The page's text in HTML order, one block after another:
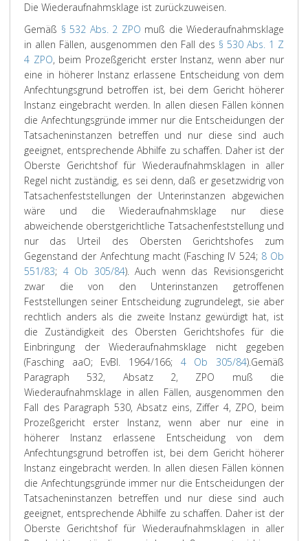
Die Wiederaufnahmsklage ist zurückzuweisen.
Gemäß § 532 Abs. 2 ZPO muß die Wiederaufnahmsklage
in allen Fällen, ausgenommen den Fall des § 530 Abs. 1 Z
4 ZPO, beim Prozeßgericht erster Instanz, wenn aber nur
eine in höherer Instanz erlassene Entscheidung von dem
Anfechtungsgrund betroffen ist, bei dem Gericht höherer
Instanz eingebracht werden. In allen diesen Fällen können
die Anfechtungsgründe immer nur die Entscheidungen der
Tatsacheninstanzen betreffen und nur diese sind auch
geeignet, entsprechende Abhilfe zu schaffen. Daher ist der
Oberste Gerichtshof für Wiederaufnahmsklagen in aller
Regel nicht zuständig, es sei denn, daß er gesetzwidrig von
Tatsachenfeststellungen der Unterinstanzen abgewichen
wäre und die Wiederaufnahmsklage nur diese
abweichende oberstgerichtliche Tatsachenfeststellung und
nur das Urteil des Obersten Gerichtshofes zum
Gegenstand der Anfechtung macht (Fasching IV 524; 8 Ob
551/83; 4 Ob 305/84). Auch wenn das Revisionsgericht
zwar die von den Unterinstanzen getroffenen
Feststellungen seiner Entscheidung zugrundelegt, sie aber
rechtlich anders als die zweite Instanz gewürdigt hat, ist
die Zuständigkeit des Obersten Gerichtshofes für die
Einbringung der Wiederaufnahmsklage nicht gegeben
(Fasching aaO; EvBl. 1964/166; 4 Ob 305/84).Gemäß
Paragraph 532, Absatz 2, ZPO muß die
Wiederaufnahmsklage in allen Fällen, ausgenommen den
Fall des Paragraph 530, Absatz eins, Ziffer 4, ZPO, beim
Prozeßgericht erster Instanz, wenn aber nur eine in
höherer Instanz erlassene Entscheidung von dem
Anfechtungsgrund betroffen ist, bei dem Gericht höherer
Instanz eingebracht werden. In allen diesen Fällen können
die Anfechtungsgründe immer nur die Entscheidungen der
Tatsacheninstanzen betreffen und nur diese sind auch
geeignet, entsprechende Abhilfe zu schaffen. Daher ist der
Oberste Gerichtshof für Wiederaufnahmsklagen in aller